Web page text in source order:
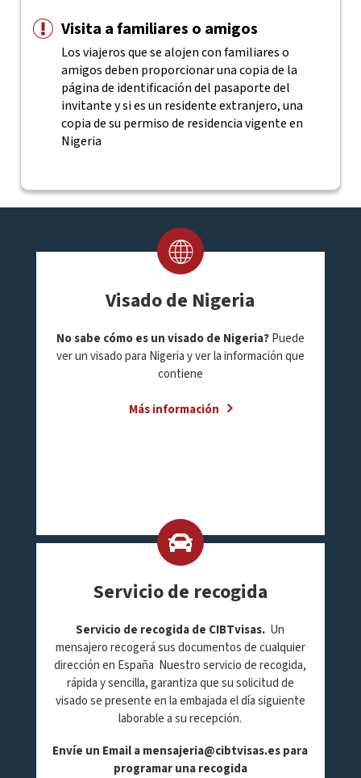
Visita a familiares o amigos
Los viajeros que se alojen con familiares o
amigos deben proporcionar una copia de la
página de identificación del pasaporte del
invitante y si es un residente extranjero, una
copia de su permiso de residencia vigente en
Nigeria
Visado de Nigeria
No sabe cómo es un visado de Nigeria?Puede
ver un visado para Nigeria y ver la información que
contiene
Más información
Servicio de recogida
Servicio de recogida de CIBTvisas. Un
mensajero recogerá sus documentos de cualquier
dirección en España Nuestro servicio de recogida,
rápida y sencilla, garantiza que su solicitud de
visado se presente en la embajada el día siguiente
laborable a su recepción.
Envíe un Email amensajeria@cibtvisas.espara
programar una recogida